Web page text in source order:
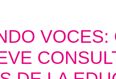
VOCES: